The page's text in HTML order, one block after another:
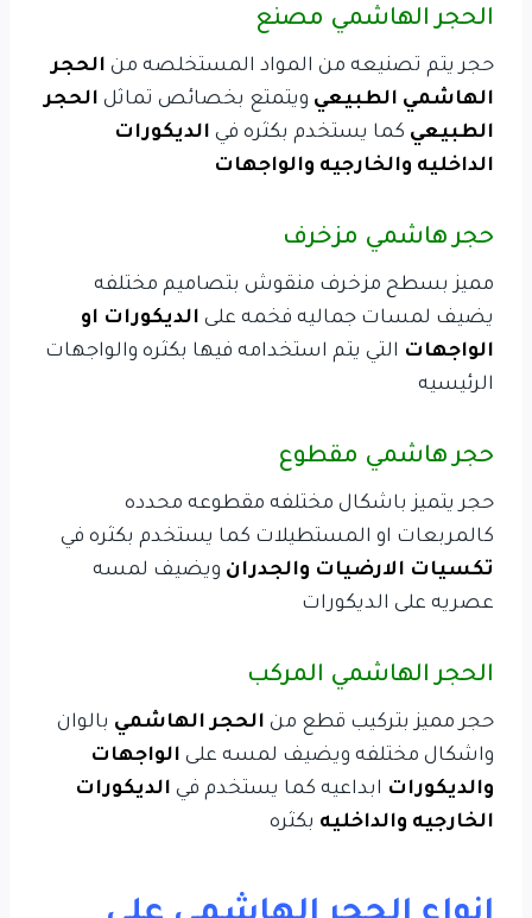
الحجر الهاشمي مصنع
حجر يتم تصنيعه من المواد المستخلصه من الحجر
الهاشمي الطبيعي ويتمتع بخصائص تماثل الحجر
الطبيعي كما يستخدم بكثره في الديكورات
الداخليه والخارجيه والواجهات
حجر هاشمي مزخرف
مميز بسطح مزخرف منقوش بتصاميم مختلفه
يضيف لمسات جماليه فخمه على الديكورات او
الواجهات التي يتم استخدامه فيها بكثره والواجهات
الرئيسيه
حجر هاشمي مقطوع
حجر يتميز باشكال مختلفه مقطوعه محدده
كالمربعات او المستطيلات كما يستخدم بكثره في
تكسيات الارضيات والجدران ويضيف لمسه
عصريه على الديكورات
الحجر الهاشمي المركب
حجر مميز بتركيب قطع من الحجر الهاشمي بالوان
واشكال مختلفه ويضيف لمسه على الواجهات
والديكورات ابداعيه كما يستخدم في الديكورات
الخارجيه والداخليه بكثره